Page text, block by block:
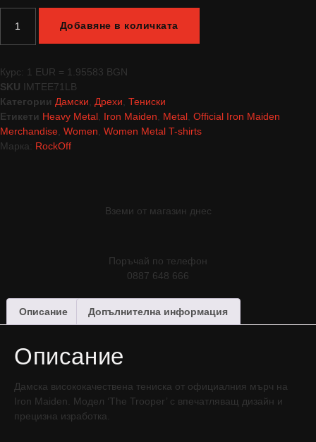
Добавяне в количката
Курс: 1 EUR = 1.95583 BGN
SKU IMTEE71LB
Категории Дамски Дрехи Тениски
Етикети Heavy Metal Iron Maiden Metal Official Iron Maiden
Merchandise Women Women Metal T-shirts
Марка: RockOff
Вземи от магазин днес
Поръчай по телефон
0887 648 666
Описание Допълнителна информация
Описание
Дамска висококачествена тениска от официалния мърч на
Iron Maiden. Модел ‘The Trooper’ с впечатляващ дизайн и
прецизна изработка.